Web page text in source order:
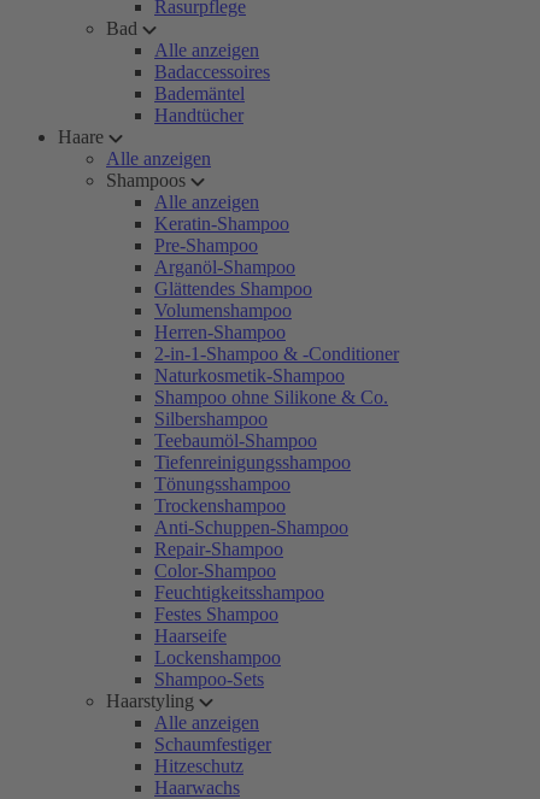
Rasurpflege
Bad
Alle anzeigen
Badaccessoires
Bademäntel
Handtücher
Haare
Alle anzeigen
Shampoos
Alle anzeigen
Keratin-Shampoo
Pre-Shampoo
Arganöl-Shampoo
Glättendes Shampoo
Volumenshampoo
Herren-Shampoo
2-in-1-Shampoo & -Conditioner
Naturkosmetik-Shampoo
Shampoo ohne Silikone & Co.
Silbershampoo
Teebaumöl-Shampoo
Tiefenreinigungsshampoo
Tönungsshampoo
Trockenshampoo
Anti-Schuppen-Shampoo
Repair-Shampoo
Color-Shampoo
Feuchtigkeitsshampoo
Festes Shampoo
Haarseife
Lockenshampoo
Shampoo-Sets
Haarstyling
Alle anzeigen
Schaumfestiger
Hitzeschutz
Haarwachs